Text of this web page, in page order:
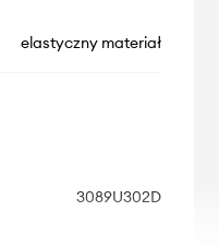
elastyczny materiał
3089U302D